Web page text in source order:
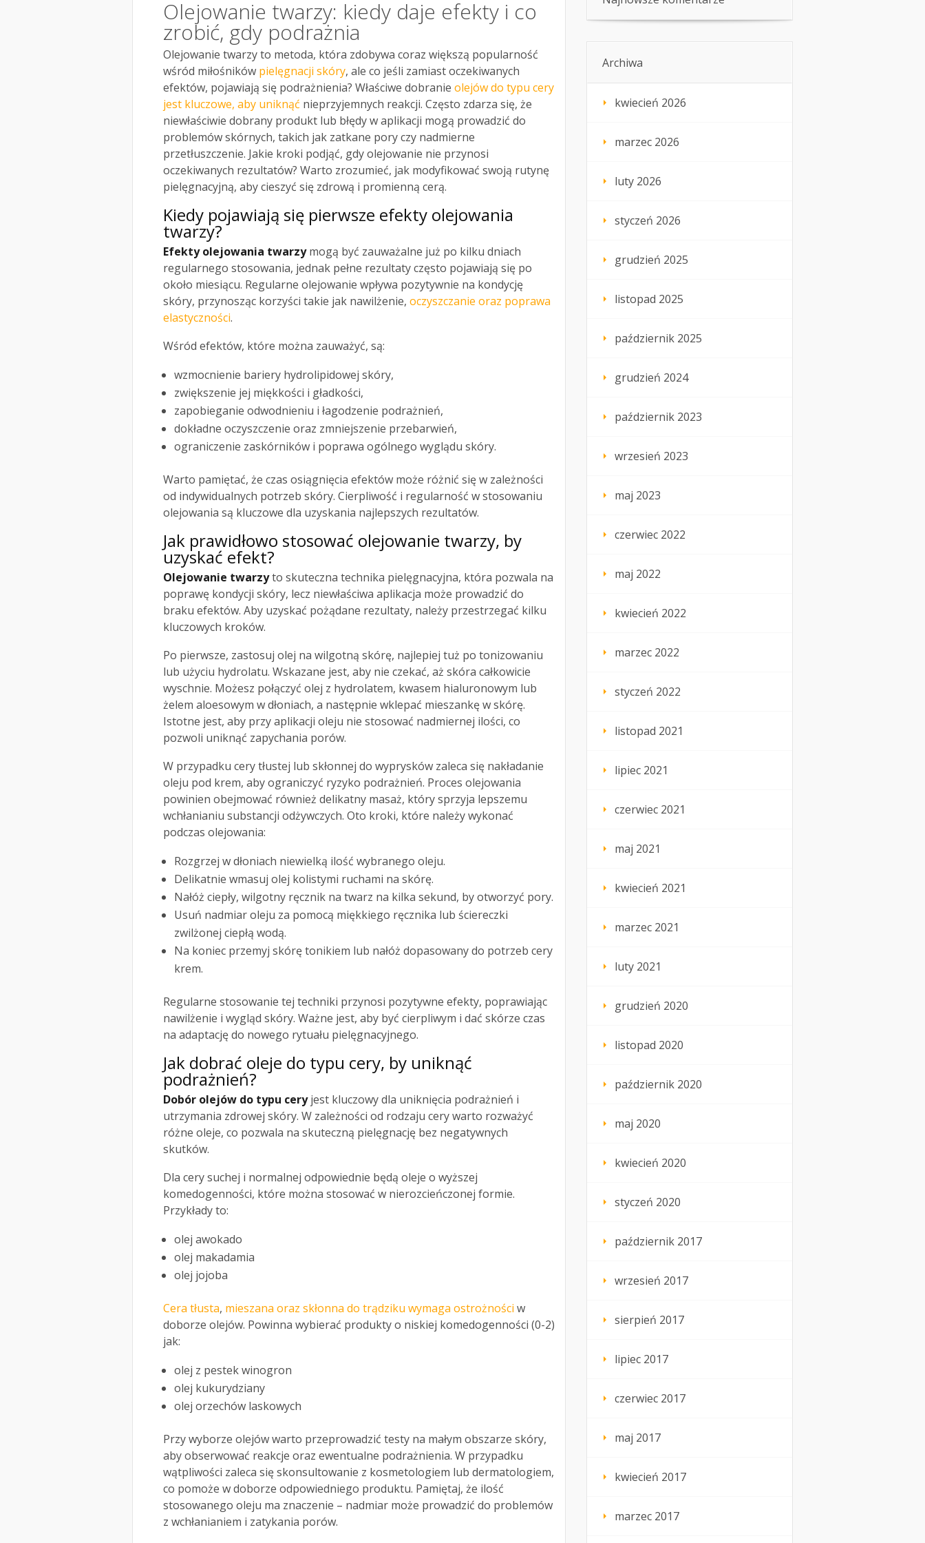
Olejowanie twarzy: kiedy daje efekty i co
zrobić, gdy podrażnia
Olejowanie twarzy to metoda, która zdobywa coraz większą popularność
wśród miłośników pielęgnacji skóry, ale co jeśli zamiast oczekiwanych
efektów, pojawiają się podrażnienia? Właściwe dobranie olejów do typu cery
jest kluczowe, aby uniknąć nieprzyjemnych reakcji. Często zdarza się, że
niewłaściwie dobrany produkt lub błędy w aplikacji mogą prowadzić do
problemów skórnych, takich jak zatkane pory czy nadmierne
przetłuszczenie. Jakie kroki podjąć, gdy olejowanie nie przynosi
oczekiwanych rezultatów? Warto zrozumieć, jak modyfikować swoją rutynę
pielęgnacyjną, aby cieszyć się zdrową i promienną cerą.
Kiedy pojawiają się pierwsze efekty olejowania
twarzy?
Efekty olejowania twarzymogą być zauważalne już po kilku dniach
regularnego stosowania, jednak pełne rezultaty często pojawiają się po
około miesiącu. Regularne olejowanie wpływa pozytywnie na kondycję
skóry, przynosząc korzyści takie jak nawilżenie, oczyszczanie oraz poprawa
elastyczności.
Wśród efektów, które można zauważyć, są:
wzmocnienie bariery hydrolipidowej skóry,
zwiększenie jej miękkości i gładkości,
zapobieganie odwodnieniu i łagodzenie podrażnień,
dokładne oczyszczenie oraz zmniejszenie przebarwień,
ograniczenie zaskórników i poprawa ogólnego wyglądu skóry.
Warto pamiętać, że czas osiągnięcia efektów może różnić się w zależności
od indywidualnych potrzeb skóry. Cierpliwość i regularność w stosowaniu
olejowania są kluczowe dla uzyskania najlepszych rezultatów.
Jak prawidłowo stosować olejowanie twarzy, by
uzyskać efekt?
Olejowanie twarzyto skuteczna technika pielęgnacyjna, która pozwala na
poprawę kondycji skóry, lecz niewłaściwa aplikacja może prowadzić do
braku efektów. Aby uzyskać pożądane rezultaty, należy przestrzegać kilku
kluczowych kroków.
Po pierwsze, zastosuj olej na wilgotną skórę, najlepiej tuż po tonizowaniu
lub użyciu hydrolatu. Wskazane jest, aby nie czekać, aż skóra całkowicie
wyschnie. Możesz połączyć olej z hydrolatem, kwasem hialuronowym lub
żelem aloesowym w dłoniach, a następnie wklepać mieszankę w skórę.
Istotne jest, aby przy aplikacji oleju nie stosować nadmiernej ilości, co
pozwoli uniknąć zapychania porów.
W przypadku cery tłustej lub skłonnej do wyprysków zaleca się nakładanie
oleju pod krem, aby ograniczyć ryzyko podrażnień. Proces olejowania
powinien obejmować również delikatny masaż, który sprzyja lepszemu
wchłanianiu substancji odżywczych. Oto kroki, które należy wykonać
podczas olejowania:
Rozgrzej w dłoniach niewielką ilość wybranego oleju.
Delikatnie wmasuj olej kolistymi ruchami na skórę.
Nałóż ciepły, wilgotny ręcznik na twarz na kilka sekund, by otworzyć pory.
Usuń nadmiar oleju za pomocą miękkiego ręcznika lub ściereczki
zwilżonej ciepłą wodą.
Na koniec przemyj skórę tonikiem lub nałóż dopasowany do potrzeb cery
krem.
Regularne stosowanie tej techniki przynosi pozytywne efekty, poprawiając
nawilżenie i wygląd skóry. Ważne jest, aby być cierpliwym i dać skórze czas
na adaptację do nowego rytuału pielęgnacyjnego.
Jak dobrać oleje do typu cery, by uniknąć
podrażnień?
Dobór olejów do typu ceryjest kluczowy dla uniknięcia podrażnień i
utrzymania zdrowej skóry. W zależności od rodzaju cery warto rozważyć
różne oleje, co pozwala na skuteczną pielęgnację bez negatywnych
skutków.
Dla cery suchej i normalnej odpowiednie będą oleje o wyższej
komedogenności, które można stosować w nierozcieńczonej formie.
Przykłady to:
olej awokado
olej makadamia
olej jojoba
Cera tłusta, mieszana oraz skłonna do trądziku wymaga ostrożności w
doborze olejów. Powinna wybierać produkty o niskiej komedogenności (0-2)
jak:
olej z pestek winogron
olej kukurydziany
olej orzechów laskowych
Przy wyborze olejów warto przeprowadzić testy na małym obszarze skóry,
aby obserwować reakcje oraz ewentualne podrażnienia. W przypadku
wątpliwości zaleca się skonsultowanie z kosmetologiem lub dermatologiem,
co pomoże w doborze odpowiedniego produktu. Pamiętaj, że ilość
stosowanego oleju ma znaczenie – nadmiar może prowadzić do problemów
z wchłanianiem i zatykania porów.
Archiwa
kwiecień 2026
marzec 2026
luty 2026
styczeń 2026
grudzień 2025
listopad 2025
październik 2025
grudzień 2024
październik 2023
wrzesień 2023
maj 2023
czerwiec 2022
maj 2022
kwiecień 2022
marzec 2022
styczeń 2022
listopad 2021
lipiec 2021
czerwiec 2021
maj 2021
kwiecień 2021
marzec 2021
luty 2021
grudzień 2020
listopad 2020
październik 2020
maj 2020
kwiecień 2020
styczeń 2020
październik 2017
wrzesień 2017
sierpień 2017
lipiec 2017
czerwiec 2017
maj 2017
kwiecień 2017
marzec 2017